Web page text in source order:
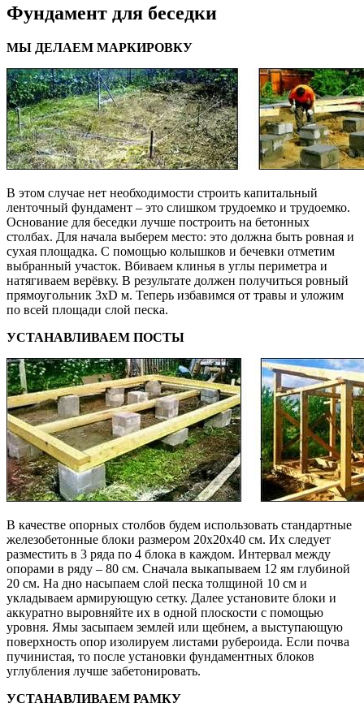
Фундамент для беседки
МЫ ДЕЛАЕМ МАРКИРОВКУ
В этом случае нет необходимости строить капитальный
ленточный фундамент – это слишком трудоемко и трудоемко.
Основание для беседки лучше построить на бетонных
столбах. Для начала выберем место: это должна быть ровная и
сухая площадка. С помощью колышков и бечевки отметим
выбранный участок. Вбиваем клинья в углы периметра и
натягиваем верёвку. В результате должен получиться ровный
прямоугольник 3xD м. Теперь избавимся от травы и уложим
по всей площади слой песка.
УСТАНАВЛИВАЕМ ПОСТЫ
В качестве опорных столбов будем использовать стандартные
железобетонные блоки размером 20х20х40 см. Их следует
разместить в 3 ряда по 4 блока в каждом. Интервал между
опорами в ряду – 80 см. Сначала выкапываем 12 ям глубиной
20 см. На дно насыпаем слой песка толщиной 10 см и
укладываем армирующую сетку. Далее установите блоки и
аккуратно выровняйте их в одной плоскости с помощью
уровня. Ямы засыпаем землей или щебнем, а выступающую
поверхность опор изолируем листами рубероида. Если почва
пучинистая, то после установки фундаментных блоков
углубления лучше забетонировать.
УСТАНАВЛИВАЕМ РАМКУ